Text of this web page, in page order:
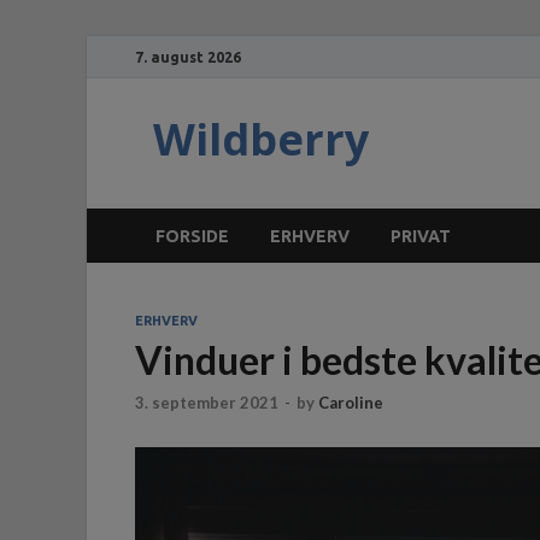
7. august 2026
Wildberry
FORSIDE ERHVERV PRIVAT
ERHVERV
Vinduer i bedste
3. september 2021 - by Caroline